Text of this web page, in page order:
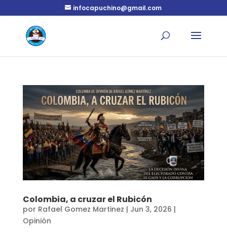
infocapuchino@gmail.com
Colombia, a cruzar el Rubicón
por Rafael Gomez Martinez | Jun 3, 2026 |
Opinión